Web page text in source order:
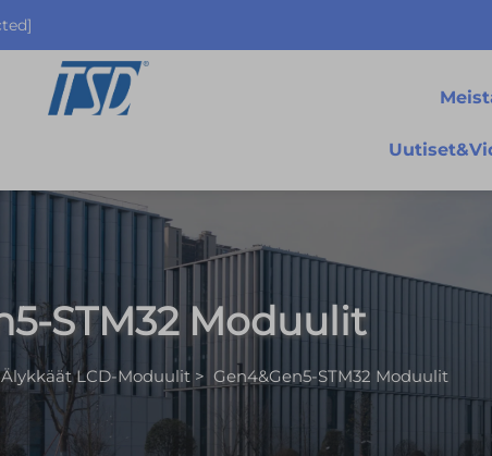
STM32 Moduulit
Älykkäät LCD-Moduulit > Gen4&Gen5-STM32 Moduulit